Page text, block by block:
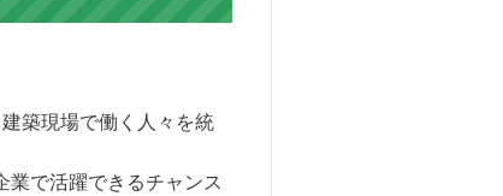
築現場で働く人々を統
業で活躍できるチャンス